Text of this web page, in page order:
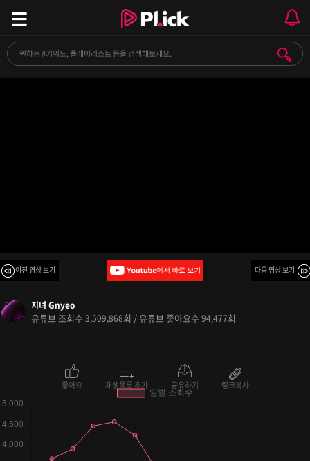
[playlist] 80년대 도쿄의 밤
이전 영상 보기 다음 영상 보기
지녀 Gnyeo
유튜브 조회수 3,509,868회 / 유튜브 좋아요수 94,477회
좋아요 재생목록 추가 공유하기 링크복사